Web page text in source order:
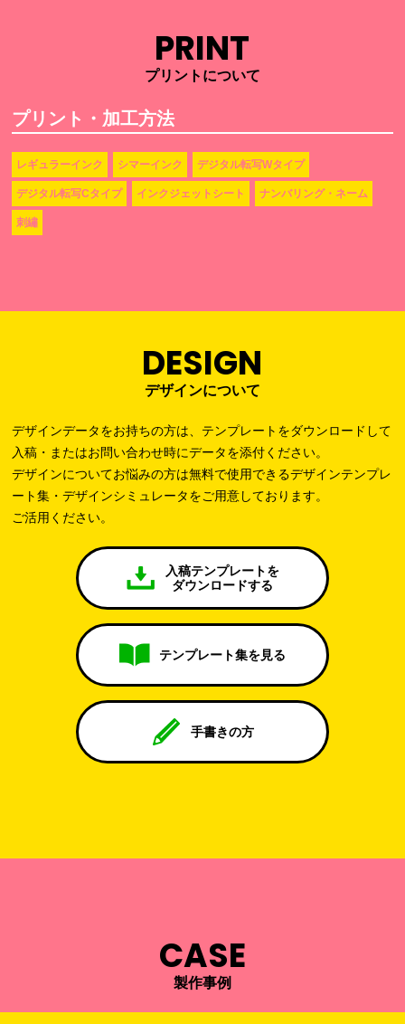
PRINT
プリントについて
プリント・加工方法
レギュラーインク シマーインク デジタル転写Wタイプ
デジタル転写Cタイプ インクジェットシート ナンバリング・ネーム
刺繡
DESIGN
デザインについて
デザインデータをお持ちの方は、テンプレートをダウンロードして
入稿・またはお問い合わせ時にデータを添付ください。
デザインについてお悩みの方は無料で使用できるデザインテンプレ
ート集・デザインシミュレータをご用意しております。
ご活用ください。
入稿テンプレートを
ダウンロードする
テンプレート集を見る
手書きの方
CASE
製作事例